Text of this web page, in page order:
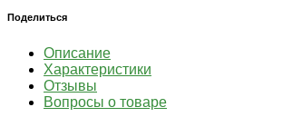
Поделиться
Описание
Характеристики
Отзывы
Вопросы о товаре